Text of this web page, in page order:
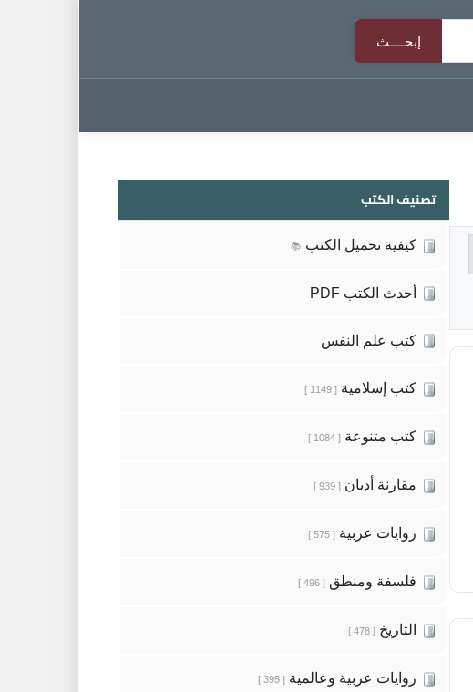
تصنيف الكتب
كيفية تحميل الكتب 📚
أحدث الكتب PDF
كتب علم النفس
كتب إسلامية [ 1149 ]
كتب متنوعة [ 1084 ]
مقارنة أديان [ 939 ]
روايات عربية [ 575 ]
فلسفة ومنطق [ 496 ]
التاريخ [ 478 ]
روايات عربية وعالمية [ 395 ]